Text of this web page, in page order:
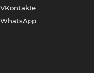
VKontakte
WhatsApp